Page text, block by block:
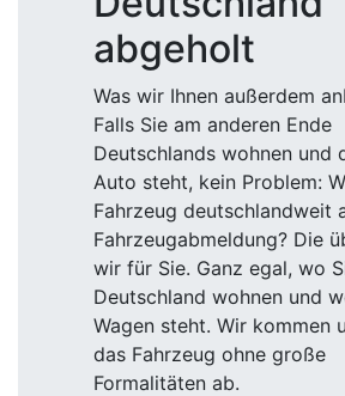
abgeholt
Was wir Ihnen außerdem
Falls Sie am anderen Ende
Deutschlands wohnen und
Auto steht, kein Problem:
Fahrzeug deutschlandweit
Fahrzeugabmeldung? Die
wir für Sie. Ganz egal, wo
Deutschland wohnen und
Wagen steht. Wir kommen
das Fahrzeug ohne große
Formalitäten ab.